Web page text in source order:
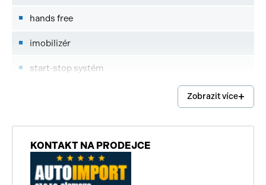
hands free
imobilizér
start-stop systém
výškově nastavitelná sedadla
LED adaptivní světlomety
Zobrazit více
KONTAKT NA PRODEJCE